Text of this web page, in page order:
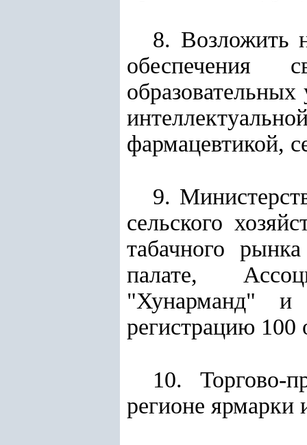
8. Возложить
обеспечения
фармацевтикой,
9.
сельского
табачного
палате,
"Хунарманд" и
регистрацию 100
10. Торгово-
регионе ярмарки